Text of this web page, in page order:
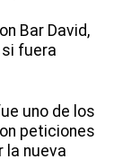
Bar David,
si fuera
uno de los
peticiones
la nueva